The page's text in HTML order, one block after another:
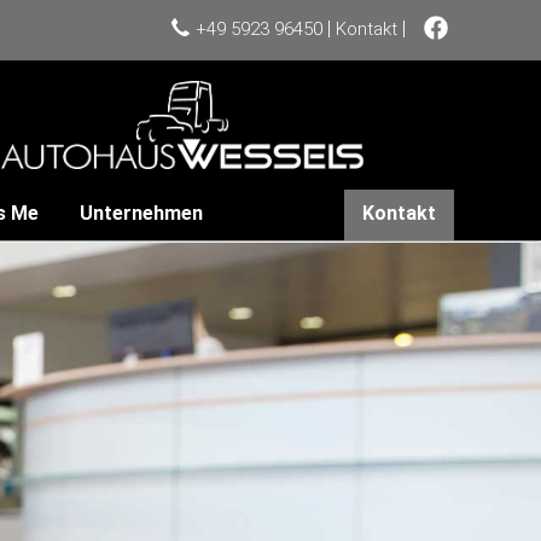
+49 5923 96450 | Kontakt |
Me Unternehmen Kontakt